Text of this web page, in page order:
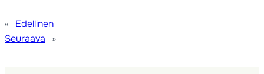
« Edellinen
Seuraava
»